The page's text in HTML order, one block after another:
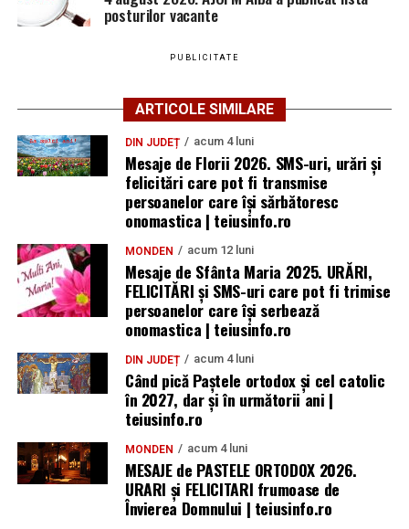
posturilor vacante
PUBLICITATE
ARTICOLE SIMILARE
DIN JUDEȚ acum 4 luni
Mesaje de Florii 2026. SMS-uri, urări și
felicitări care pot fi transmise
persoanelor care îşi sărbătoresc
onomastica | teiusinfo.ro
MONDEN acum 12 luni
Mesaje de Sfânta Maria 2025. URĂRI,
FELICITĂRI și SMS-uri care pot fi trimise
persoanelor care își serbează
onomastica | teiusinfo.ro
DIN JUDEȚ acum 4 luni
Când pică Paștele ortodox și cel catolic
în 2027, dar și în următorii ani |
teiusinfo.ro
MONDEN acum 4 luni
MESAJE de PASTELE ORTODOX 2026.
URARI și FELICITARI frumoase de
Învierea Domnului | teiusinfo.ro